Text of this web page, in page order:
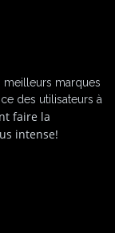
meilleurs marques
des utilisateurs à
faire la
intense!